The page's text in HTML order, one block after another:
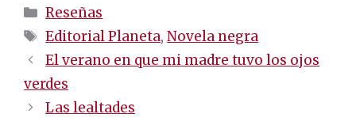
Categorías
Reseñas
Etiquetas
Editorial Planeta,Novela negra
Navegación
de
entradas
El verano en que mi madre tuvo los ojos
verdes
Las lealtades